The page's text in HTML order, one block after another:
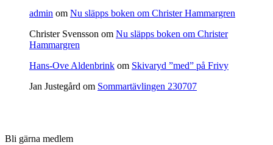
admin om Nu släpps boken om Christer Hammargren
Christer Svensson om Nu släpps boken om Christer
Hammargren
Hans-Ove Aldenbrink om Skivaryd ”med” på Frivy
Jan Justegård om Sommartävlingen 230707
Bli gärna medlem